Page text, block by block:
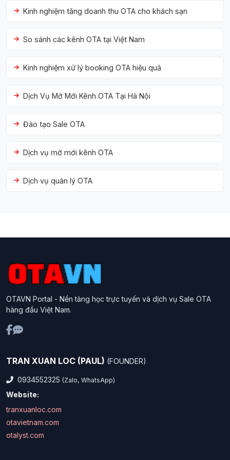
Kinh nghiệm tăng doanh thu OTA cho khách sạn
So sánh các kênh OTA tại Việt Nam
Kinh nghiệm xử lý booking OTA hiệu quả
Dịch Vụ Mở Mới Kênh OTA Tại Hà Nội
Đào tạo Sale OTA
Dịch vụ mở mới kênh OTA
Dịch vụ quản lý OTA
OTAVN Portal - Nền tảng học trực tuyến và dịch vụ Sale OTA
hàng đầu Việt Nam.
TRAN XUAN LOC (PAUL) (FOUNDER)
0934552325 (Zalo, WhatsApp)
Website:
tranxuanloc.com
otavietnam.com
otalyst.com